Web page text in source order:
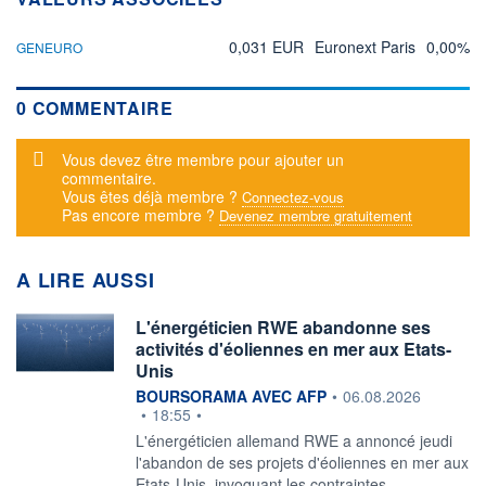
GENEURO 0,031 EUR Euronext Paris 0,00%
0 COMMENTAIRE
Message d'alerte
Vous devez être membre pour ajouter un
commentaire.
Vous êtes déjà membre ? Connectez-vous
Pas encore membre ? Devenez membre gratuitement
A LIRE AUSSI
L'énergéticien RWE abandonne ses
activités d'éoliennes en mer aux Etats-
Unis
information fournie par
BOURSORAMA AVEC AFP • 06.08.2026
• 18:55 •
L'énergéticien allemand RWE a annoncé jeudi
l'abandon de ses projets d'éoliennes en mer aux